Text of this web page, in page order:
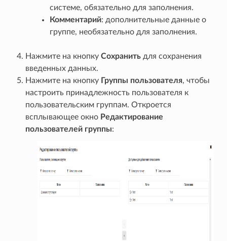
системе, обязательно для заполнения.
Комментарий: дополнительные данные о
группе, необязательно для заполнения.
Нажмите на кнопку Сохранитьдля сохранения
введенных данных.
Нажмите на кнопку Группы пользователя, чтобы
настроить принадлежность пользователя к
пользовательским группам. Откроется
всплывающее окно Редактирование
пользователей группы: